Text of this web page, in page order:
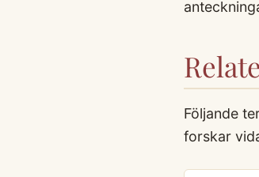
Följande
forskar